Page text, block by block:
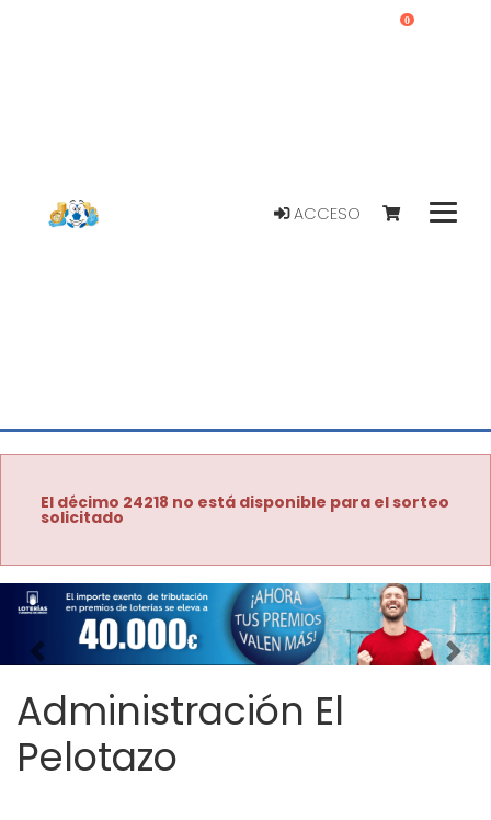
ACCESO
0
El décimo 24218 no está disponible para el sorteo
solicitado
Imagen anterior
Administración El
Pelotazo